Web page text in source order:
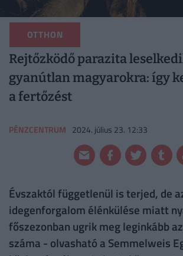
OTTHON
Rejtőzködő parazita
gyanútlan magyarokra: így
a fertőzést
PÉNZCENTRUM 2024. július 23. 12:33
Évszaktól függetlenül is terjed, de
idegenforgalom élénkülése miatt
főszezonban ugrik meg leginkább
száma - olvasható a Semmelweis